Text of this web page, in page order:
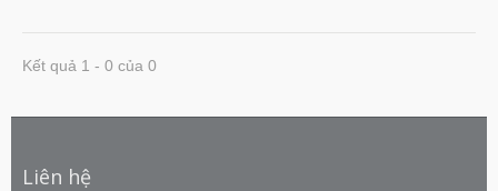
Kết quả 1 - 0 của 0
Liên hệ